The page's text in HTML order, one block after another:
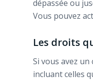
dépassée ou
Vous pouvez
Les droits
Si vous avez
incluant celles